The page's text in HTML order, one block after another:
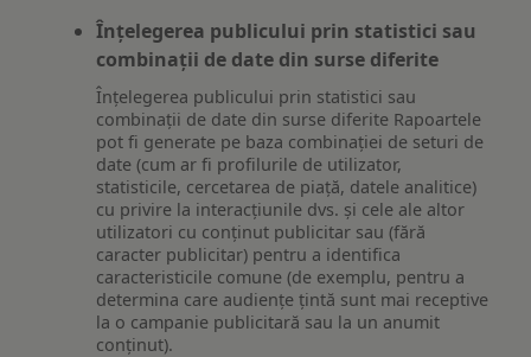
Înțelegerea publicului prin statistici sau
combinații de date din surse diferite
Înțelegerea publicului prin statistici sau
combinații de date din surse diferite Rapoartele
pot fi generate pe baza combinației de seturi de
date (cum ar fi profilurile de utilizator,
statisticile, cercetarea de piață, datele analitice)
cu privire la interacțiunile dvs. și cele ale altor
utilizatori cu conținut publicitar sau (fără
caracter publicitar) pentru a identifica
caracteristicile comune (de exemplu, pentru a
determina care audiențe țintă sunt mai receptive
la o campanie publicitară sau la un anumit
conținut).